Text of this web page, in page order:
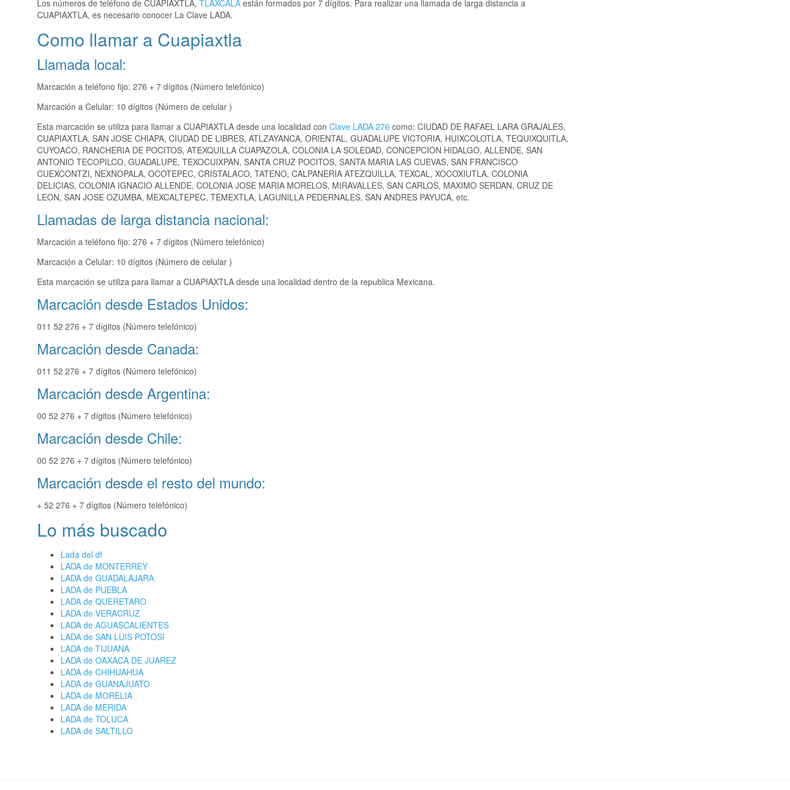
Los números de teléfono de CUAPIAXTLA, TLAXCALA están formados por 7 dígitos. Para realizar una llamada de larga distancia a
CUAPIAXTLA, es necesario conocer La Clave LADA.
Como llamar a Cuapiaxtla
Llamada local:
Marcación a teléfono fijo: 276 + 7 dígitos (Número telefónico)
Marcación a Celular: 10 dígitos (Número de celular )
Esta marcación se utiliza para llamar a CUAPIAXTLA desde una localidad con Clave LADA 276 como: CIUDAD DE RAFAEL LARA GRAJALES,
CUAPIAXTLA, SAN JOSE CHIAPA, CIUDAD DE LIBRES, ATLZAYANCA, ORIENTAL, GUADALUPE VICTORIA, HUIXCOLOTLA, TEQUIXQUITLA,
CUYOACO, RANCHERIA DE POCITOS, ATEXQUILLA CUAPAZOLA, COLONIA LA SOLEDAD, CONCEPCION HIDALGO, ALLENDE, SAN
ANTONIO TECOPILCO, GUADALUPE, TEXOCUIXPAN, SANTA CRUZ POCITOS, SANTA MARIA LAS CUEVAS, SAN FRANCISCO
CUEXCONTZI, NEXNOPALA, OCOTEPEC, CRISTALACO, TATENO, CALPANERIA ATEZQUILLA, TEXCAL, XOCOXIUTLA, COLONIA
DELICIAS, COLONIA IGNACIO ALLENDE, COLONIA JOSE MARIA MORELOS, MIRAVALLES, SAN CARLOS, MAXIMO SERDAN, CRUZ DE
LEON, SAN JOSE OZUMBA, MEXCALTEPEC, TEMEXTLA, LAGUNILLA PEDERNALES, SAN ANDRES PAYUCA, etc.
Llamadas de larga distancia nacional:
Marcación a teléfono fijo: 276 + 7 dígitos (Número telefónico)
Marcación a Celular: 10 dígitos (Número de celular )
Esta marcación se utiliza para llamar a CUAPIAXTLA desde una localidad dentro de la republica Mexicana.
Marcación desde Estados Unidos:
011 52 276 + 7 dígitos (Número telefónico)
Marcación desde Canada:
011 52 276 + 7 dígitos (Número telefónico)
Marcación desde Argentina:
00 52 276 + 7 dígitos (Número telefónico)
Marcación desde Chile:
00 52 276 + 7 dígitos (Número telefónico)
Marcación desde el resto del mundo:
+ 52 276 + 7 dígitos (Número telefónico)
Lo más buscado
Lada del df
LADA de MONTERREY
LADA de GUADALAJARA
LADA de PUEBLA
LADA de QUERETARO
LADA de VERACRUZ
LADA de AGUASCALIENTES
LADA de SAN LUIS POTOSI
LADA de TIJUANA
LADA de OAXACA DE JUAREZ
LADA de CHIHUAHUA
LADA de GUANAJUATO
LADA de MORELIA
LADA de MERIDA
LADA de TOLUCA
LADA de SALTILLO